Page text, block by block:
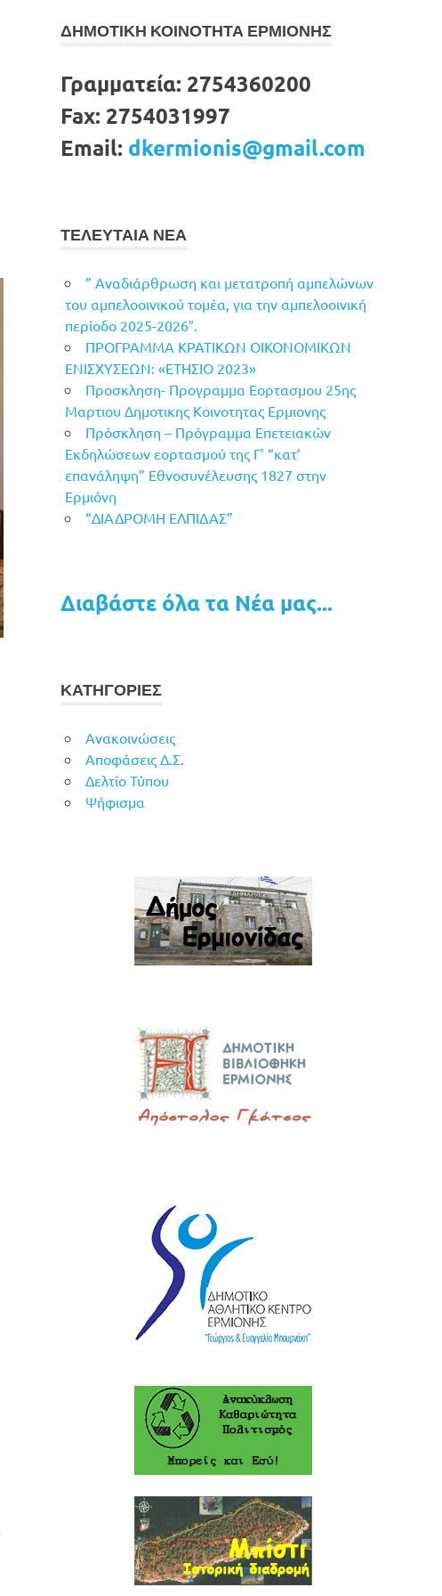
ΔΗΜΟΤΙΚΗ ΚΟΙΝΟΤΗΤΑ ΕΡΜΙΟΝΗΣ
Γραμματεία: 2754360200
Fax: 2754031997
Email: dkermionis@gmail.com
ΤΕΛΕΥΤΑΙΑ ΝΕΑ
” Αναδιάρθρωση και μετατροπή αμπελώνων
του αμπελοοινικού τομέα, για την αμπελοοινική
περίοδο 2025-2026″.
ΠΡΟΓΡΑΜΜΑ ΚΡΑΤΙΚΩΝ ΟΙΚΟΝΟΜΙΚΩΝ
ΕΝΙΣΧΥΣΕΩΝ: «ΕΤΗΣΙΟ 2023»
Προσκληση- Προγραμμα Εορτασμου 25ης
Μαρτιου Δημοτικης Κοινοτητας Ερμιονης
Πρόσκληση – Πρόγραμμα Επετειακών
Εκδηλώσεων εορτασμού της Γ’ “κατ’
επανάληψη” Εθνοσυνέλευσης 1827 στην
Ερμιόνη
“ΔΙΑΔΡΟΜΗ ΕΛΠΙΔΑΣ”
Διαβάστε όλα τα Νέα μας...
ΚΑΤΗΓΟΡΙΕΣ
Ανακοινώσεις
Αποφάσεις Δ.Σ.
Δελτίο Τύπου
Ψήφισμα